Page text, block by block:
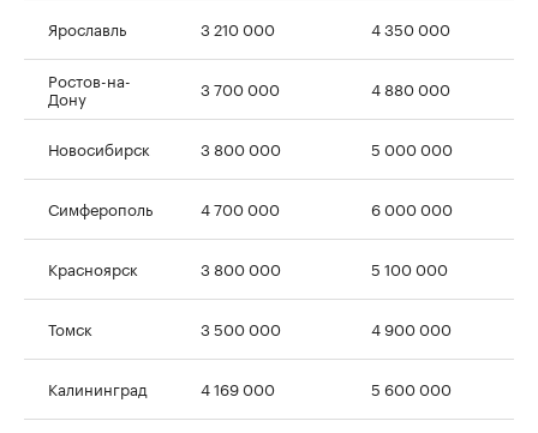
Ярославль 3 210 000 4 350 000
Ростов-на-
Дону 3 700 000 4 880 000
Новосибирск 3 800 000 5 000 000
Симферополь 4 700 000 6 000 000
Красноярск 3 800 000 5 100 000
Томск 3 500 000 4 900 000
Калининград 4 169 000 5 600 000